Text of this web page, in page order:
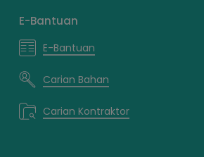
E-Bantuan
E-Bantuan
Carian Bahan
Carian Kontraktor